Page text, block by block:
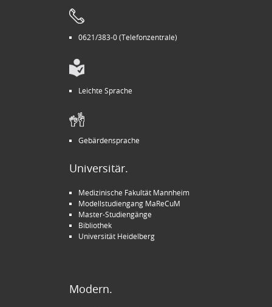
0621/383-0 (Telefonzentrale)
Leichte Sprache
Gebärdensprache
Universitär.
Medizinische Fakultät Mannheim
Modellstudiengang MaReCuM
Master-Studiengänge
Bibliothek
Universität Heidelberg
Modern.